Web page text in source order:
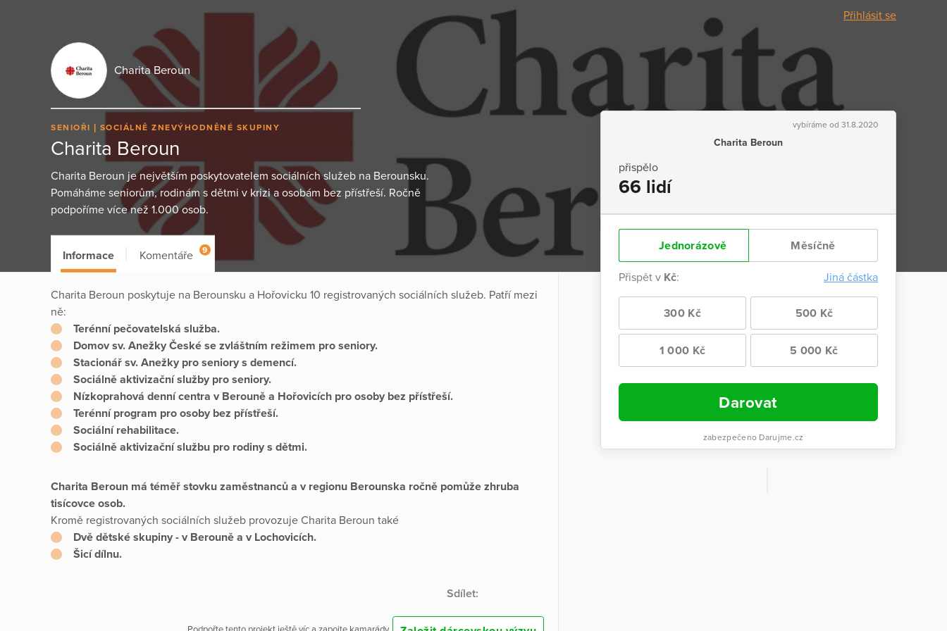
Přihlásit se
Charita Beroun
SENIOŘI SOCIÁLNĚ ZNEVÝHODNĚNÉ SKUPINY
Charita Beroun
Charita Beroun je největším poskytovatelem sociálních služeb na Berounsku.
Pomáháme seniorům, rodinám s dětmi v krizi a osobám bez přístřeší. Ročně
podpoříme více než 1.000 osob.
vybíráme od 31.8.2020
Charita Beroun
přispělo
66 lidí
Jednorázově Měsíčně
Přispět v Kč: Jiná částka
300 Kč 500 Kč
1 000 Kč 5 000 Kč
Darovat
zabezpečeno Darujme.cz
Informace Komentáře 9
Charita Beroun poskytuje na Berounsku a Hořovicku 10 registrovaných sociálních služeb. Patří mezi
ně:
Terénní pečovatelská služba.
Domov sv. Anežky České se zvláštním režimem pro seniory.
Stacionář sv. Anežky pro seniory s demencí.
Sociálně aktivizační služby pro seniory.
Nízkoprahová denní centra v Berouně a Hořovicích pro osoby bez přístřeší.
Terénní program pro osoby bez přístřeší.
Sociální rehabilitace.
Sociálně aktivizační službu pro rodiny s dětmi.
Charita Beroun má téměř stovku zaměstnanců a v regionu Berounska ročně pomůže zhruba
tisícovce osob.
Kromě registrovaných sociálních služeb provozuje Charita Beroun také
Dvě dětské skupiny - v Berouně a v Lochovicích.
Šicí dílnu.
Sdílet: